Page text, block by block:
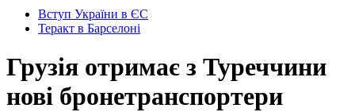
Вступ України в ЄС
Теракт в Барселоні
Грузія отримає з Туреччини
нові бронетранспортери